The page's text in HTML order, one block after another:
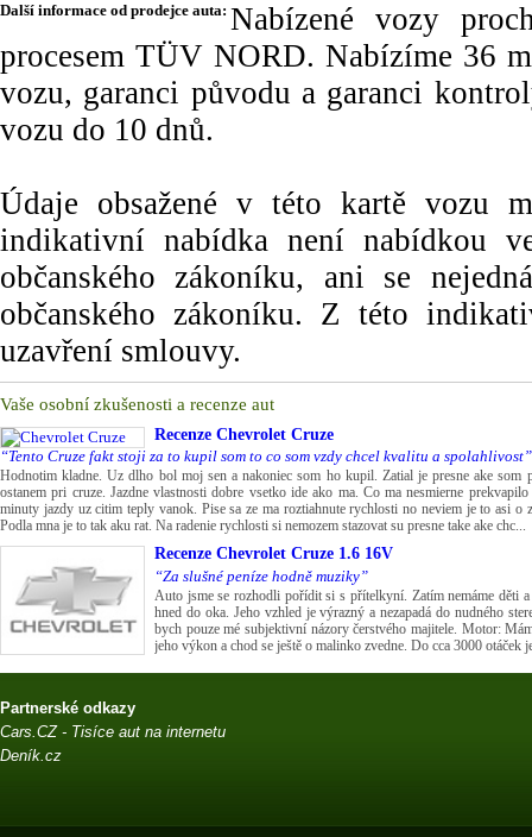
Další informace od prodejce auta: Nabízené vozy
procesem TÜV NORD. Nabízíme 36
vozu, garanci původu a garanci
vozu do 10 dnů.
Údaje obsažené v této kartě vozu
indikativní nabídka není nabídkou
občanského zákoníku, ani se
občanského zákoníku. Z této
uzavření smlouvy.
Vaše osobní zkušenosti a recenze aut
Recenze Chevrolet Cruze
“Tento Cruze fakt stoji za to kupil som to co som vzdy chcel kvalitu a spolahlivost”
Hodnotim kladne. Uz dlho bol moj sen a nakoniec som ho kupil. Zatial je presne ake som
ostanem pri cruze. Jazdne vlastnosti dobre vsetko ide ako ma. Co ma nesmierne
minuty jazdy uz citim teply vanok. Pise sa ze ma roztiahnute rychlosti no neviem je to asi o
Podla mna je to tak aku rat. Na radenie rychlosti si nemozem stazovat su presne take ake chc...
Recenze Chevrolet Cruze 1.6 16V
“Za slušné peníze hodně muziky”
Auto jsme se rozhodli pořídit si s přítelkyní. Zatím nemáme děti
hned do oka. Jeho vzhled je výrazný a nezapadá do nudného
bych pouze mé subjektivní názory čerstvého majitele. Motor:
jeho výkon a chod se ještě o malinko zvedne. Do cca 3000 otáček
Partnerské odkazy
Cars.CZ - Tisíce aut na internetu
Deník.cz